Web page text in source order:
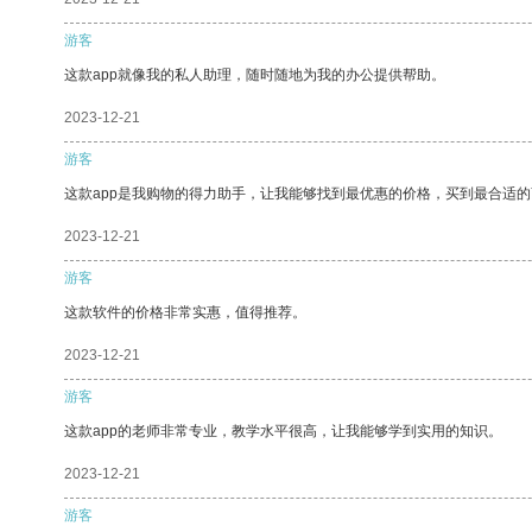
游客
这款app就像我的私人助理，随时随地为我的办公提供帮助。
2023-12-21
游客
这款app是我购物的得力助手，让我能够找到最优惠的价格，买到最合适
2023-12-21
游客
这款软件的价格非常实惠，值得推荐。
2023-12-21
游客
这款app的老师非常专业，教学水平很高，让我能够学到实用的知识。
2023-12-21
游客